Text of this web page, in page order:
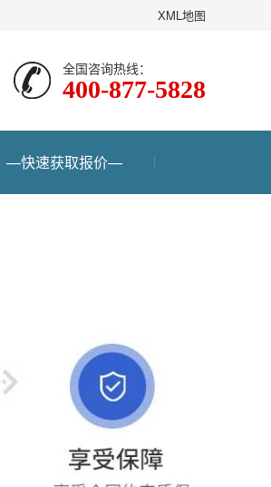
XML地图
全国咨询热线：
400-877-5828
—快速获取报价—